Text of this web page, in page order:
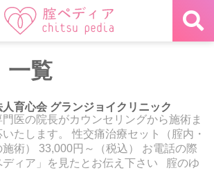
一覧
人育心会 グランジョイクリニック
門医の院長がカウンセリングから施術ま
いたします。 性交痛治療セット（腟内・
施術） 33,000円～（税込） お電話の際
ディア」を見たとお伝え下さい 腟のゆ